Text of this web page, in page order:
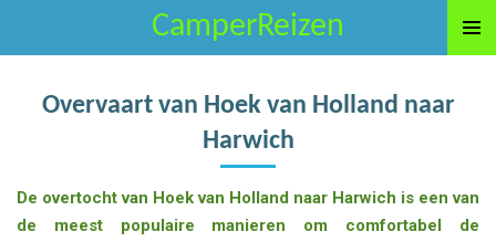
direct
CamperReizen
Overvaart van Hoek van Holland naar
Harwich
De overtocht van Hoek van Holland naar Harwich is een van
de meest populaire manieren om comfortabel de